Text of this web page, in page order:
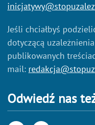
Jeśli chciałbyś
dotyczącą
publikowanych
mail:
Odwiedź nas